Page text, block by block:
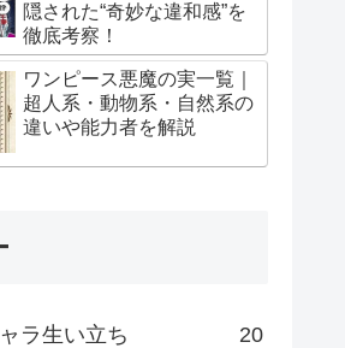
隠された“奇妙な違和感”を
徹底考察！
ワンピース悪魔の実一覧｜
超人系・動物系・自然系の
違いや能力者を解説
ラ生い立ち 20